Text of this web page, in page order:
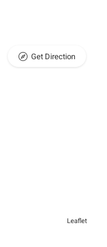
Leaflet
Get Direction